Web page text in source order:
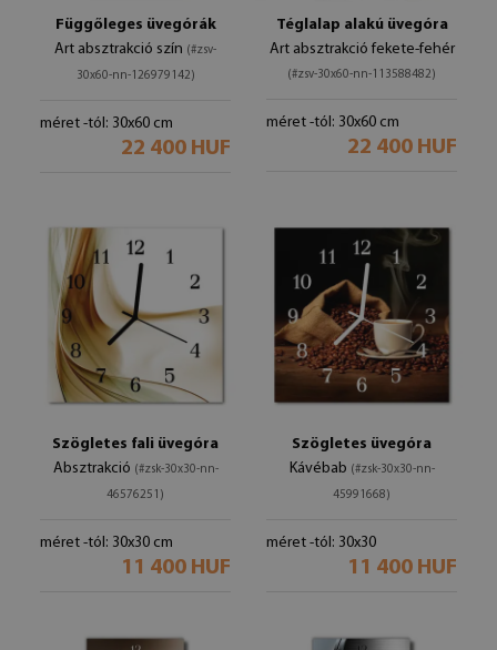
Függőleges üvegórák
Art absztrakció szín (#zsv-
30x60-nn-126979142)
méret -tól: 30x60 cm
22 400 HUF
Téglalap alakú üvegóra
Art absztrakció fekete-fehér
(#zsv-30x60-nn-113588482)
méret -tól: 30x60 cm
22 400 HUF
Szögletes fali üvegóra
Absztrakció (#zsk-30x30-nn-
46576251)
méret -tól: 30x30 cm
11 400 HUF
Szögletes üvegóra
Kávébab (#zsk-30x30-nn-
45991668)
méret -tól: 30x30
11 400 HUF